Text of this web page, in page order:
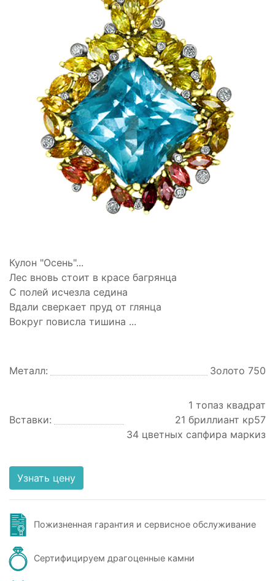
Кулон "Осень"...
Лес вновь стоит в красе багрянца
С полей исчезла седина
Вдали сверкает пруд от глянца
Вокруг повисла тишина ...
Металл: Золото 750
Вставки:
1 топаз квадрат
21 бриллиант кр57
34 цветных сапфира маркиз
Узнать цену
Пожизненная гарантия и сервисное обслуживание
Сертифицируем драгоценные камни